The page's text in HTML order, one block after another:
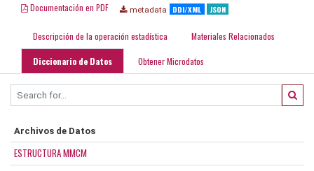
Documentación en PDF metadata DDI/XML JSON
Descripción de la operación estadística Materiales Relacionados
Diccionario de Datos Obtener Microdatos
Archivos de Datos
ESTRUCTURA MMCM